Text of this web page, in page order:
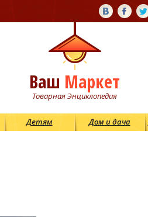
Ваш Маркет
Товарная Энциклопедия
Детям Дом и дача